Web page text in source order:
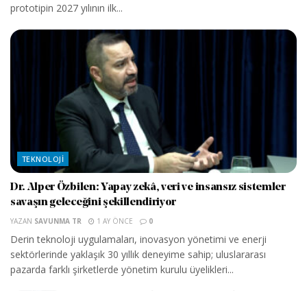
prototipin 2027 yılının ilk...
TEKNOLOJI
Dr. Alper Özbilen: Yapay zekâ, veri ve insansız sistemler
savaşın geleceğini şekillendiriyor
YAZAN SAVUNMA TR 1 AY ÖNCE 0
Derin teknoloji uygulamaları, inovasyon yönetimi ve enerji
sektörlerinde yaklaşık 30 yıllık deneyime sahip; uluslararası
pazarda farklı şirketlerde yönetim kurulu üyelikleri...